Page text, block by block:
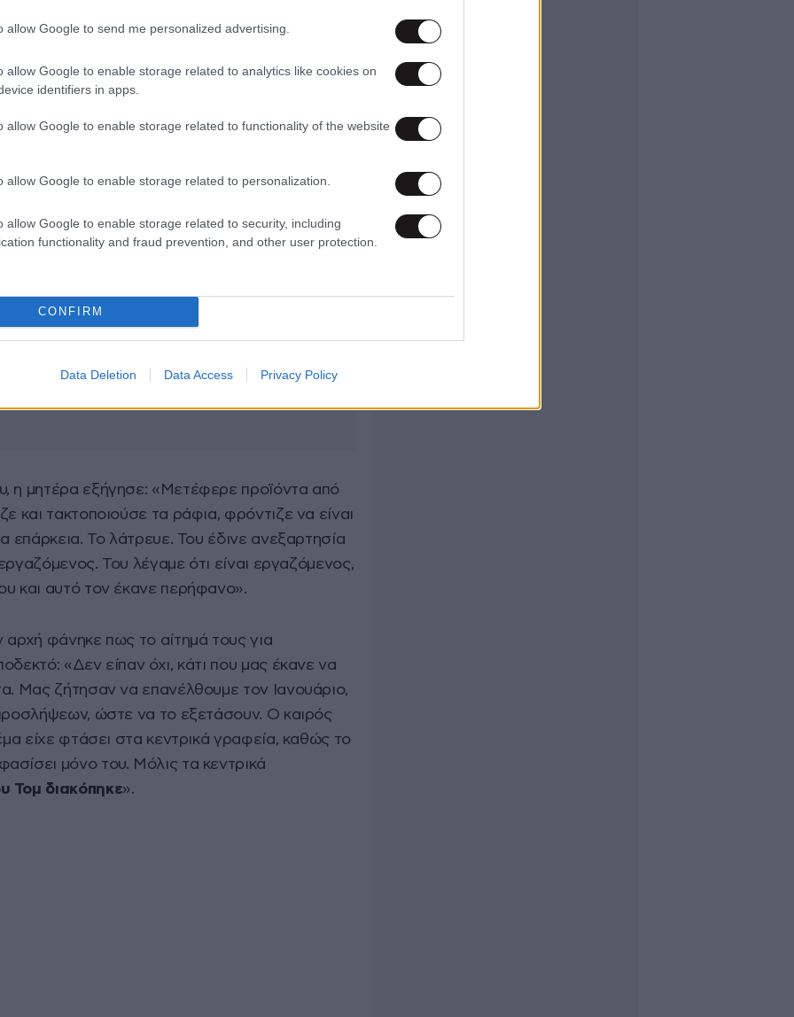
allow Google to send me personalized advertising.
allow Google to enable storage related to analytics like cookies on
identifiers in apps.
allow Google to enable storage related to functionality of the website
allow Google to enable storage related to personalization.
allow Google to enable storage related to security, including
functionality and fraud prevention, and other user protection.
CONFIRM
Data Deletion Data Access Privacy Policy
η μητέρα εξήγησε: «Μετέφερε προϊόντα από
και τακτοποιούσε τα ράφια, φρόντιζε να είναι
επάρκεια. Το λάτρευε. Του έδινε ανεξαρτησία
Του λέγαμε ότι είναι εργαζόμενος,
και αυτό τον έκανε περήφανο».
φάνηκε πως το αίτημά τους για
«Δεν είπαν όχι, κάτι που μας έκανε να
Μας ζήτησαν να επανέλθουμε τον Ιανουάριο,
ώστε να το εξετάσουν. Ο καιρός
είχε φτάσει στα κεντρικά γραφεία, καθώς το
μόνο του. Μόλις τα κεντρικά
Τομ διακόπηκε».